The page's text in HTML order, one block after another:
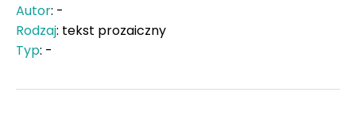
Autor: -
Rodzaj: tekst prozaiczny
Typ: -